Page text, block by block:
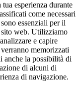
esperienza durante
come necessari
essenziali per il
web. Utilizziamo
e capire
memorizzati
anche la possibilità di
di alcuni di
di navigazione.